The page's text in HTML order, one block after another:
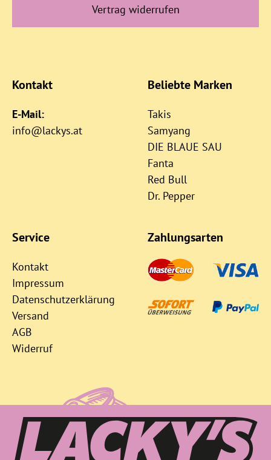
Vertrag widerrufen
Kontakt
E-Mail:
info@lackys.at
Beliebte Marken
Takis
Samyang
DIE BLAUE SAU
Fanta
Red Bull
Dr. Pepper
Service
Kontakt
Impressum
Datenschutzerklärung
Versand
AGB
Widerruf
Zahlungsarten